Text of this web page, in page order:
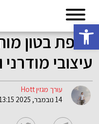
פתח סרגל נגישות
רצפת בטון
עיצובי
עורך מגזין Hott
14 נובמבר, 2025 13:15